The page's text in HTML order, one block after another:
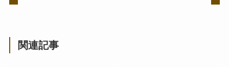
関連記事